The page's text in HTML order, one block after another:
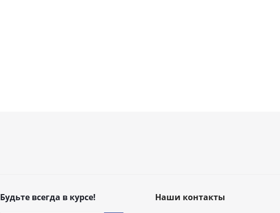
Будьте всегда в курсе! Наши контакты